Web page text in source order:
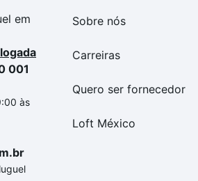
em
001
às
Sobre nós
Carreiras
Quero ser fornecedor
Loft México